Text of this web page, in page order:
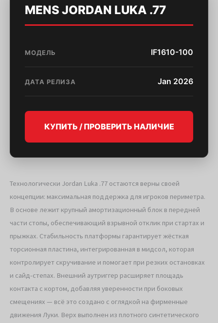
MENS JORDAN LUKA .77
МОДЕЛЬ IF1610-100
ДАТА РЕЛИЗА Jan 2026
КУПИТЬ / ПРОВЕРИТЬ НАЛИЧИЕ
Технологически Jordan Luka .77 остаются верны своей
концепции: максимальная поддержка для игроков периметра.
В основе лежит крупный амортизационный блок в передней
части стопы, обеспечивающий взрывной отклик при стартах и
прыжках. Стабильность платформы гарантирует жёсткая
торсионная пластина, интегрированная в мидсол, которая
контролирует скручивание и помогает при резких остановках
и сайд-степах. Внешний аутриггер расширяет площадь
контакта с кортом, добавляя уверенности при боковых
смещениях — всё это создано с оглядкой на фирменные
движения Луки. Верх выполнен из плотного синтетического